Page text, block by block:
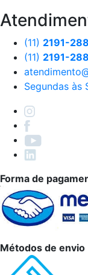
(11) 2191-
(11) 2191-
Segundas às
Forma de
Métodos de envio